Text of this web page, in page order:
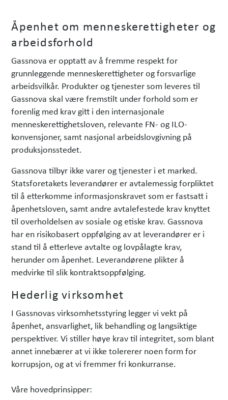
Åpenhet om menneskerettigheter og
arbeidsforhold
Gassnova er opptatt av å fremme respekt for
grunnleggende menneskerettigheter og forsvarlige
arbeidsvilkår. Produkter og tjenester som leveres til
Gassnova skal være fremstilt under forhold som er
forenlig med krav gitt i den internasjonale
menneskerettighetsloven, relevante FN- og ILO-
konvensjoner, samt nasjonal arbeidslovgivning på
produksjonsstedet.
Gassnova tilbyr ikke varer og tjenester i et marked.
Statsforetakets leverandører er avtalemessig forpliktet
til å etterkomme informasjonskravet som er fastsatt i
åpenhetsloven, samt andre avtalefestede krav knyttet
til overholdelsen av sosiale og etiske krav. Gassnova
har en risikobasert oppfølging av at leverandører er i
stand til å etterleve avtalte og lovpålagte krav,
herunder om åpenhet. Leverandørene plikter å
medvirke til slik kontraktsoppfølging.
Hederlig virksomhet
I Gassnovas virksomhetsstyring legger vi vekt på
åpenhet, ansvarlighet, lik behandling og langsiktige
perspektiver. Vi stiller høye krav til integritet, som blant
annet innebærer at vi ikke tolererer noen form for
korrupsjon, og at vi fremmer fri konkurranse.
Våre hovedprinsipper: